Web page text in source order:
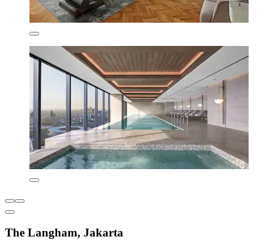
The Langham, Jakarta